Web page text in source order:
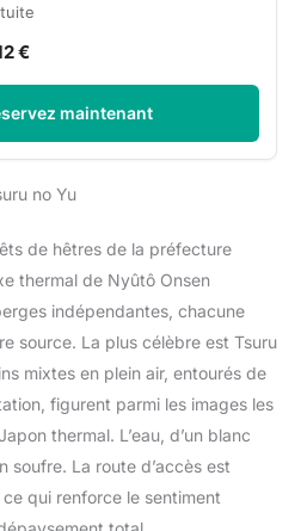
€
maintenant
no Yu
de hêtres de la préfecture
thermal de Nyûtô Onsen
indépendantes, chacune
source. La plus célèbre est Tsuru
mixtes en plein air, entourés de
figurent parmi les images les
thermal. L’eau, d’un blanc
soufre. La route d’accès est
qui renforce le sentiment